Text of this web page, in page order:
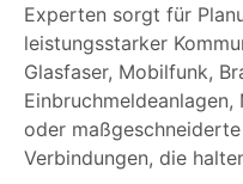
Experten sorgt für
leistungsstarker
Glasfaser, Mobilfunk,
oder
Verbindungen, die